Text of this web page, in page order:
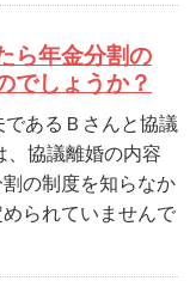
ら年金分割の
でしょうか？
であるＢさんと協議
、協議離婚の内容
の制度を知らなか
られていませんで